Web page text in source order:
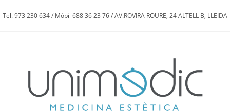
Tel. 973 230 634 / Mòbil 688 36 23 76 / AV.ROVIRA ROURE, 24 ALTELL B, LLEIDA